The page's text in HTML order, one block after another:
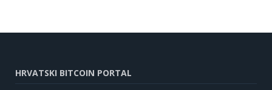
HRVATSKI BITCOIN PORTAL